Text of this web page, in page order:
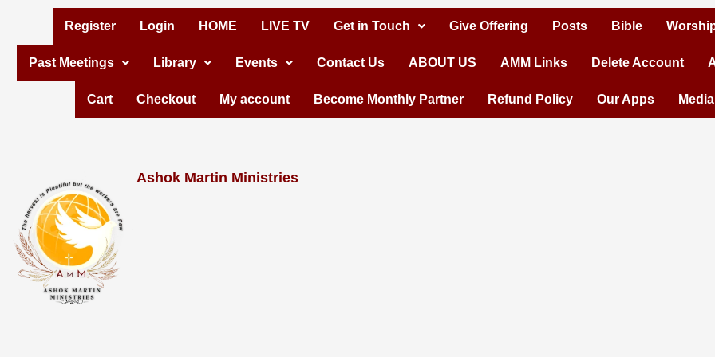
content
Register Login HOME LIVE TV Get in Touch Give Offering Posts Bible
Past Meetings Library Events Contact Us ABOUT US AMM Links Delete Account
Cart Checkout My account Become Monthly Partner Refund Policy Our Apps
Ashok Martin Ministries